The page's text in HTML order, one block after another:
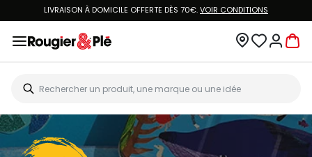
LIVRAISON À DOMICILE OFFERTE DÈS 70€.VOIR CONDITIONS